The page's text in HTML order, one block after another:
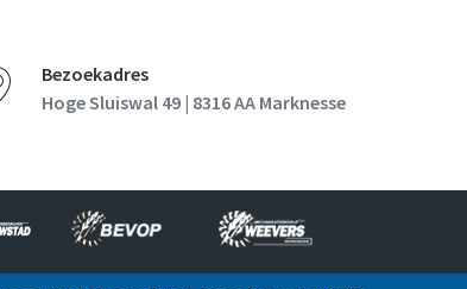
Bezoekadres
Hoge Sluiswal 49 | 8316 AA Marknesse